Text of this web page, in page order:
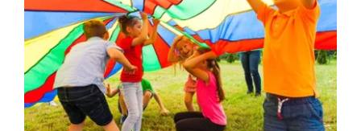
$600.00
SÉLECTIONNEZ LES OPTIONS
/
DÉTAILS